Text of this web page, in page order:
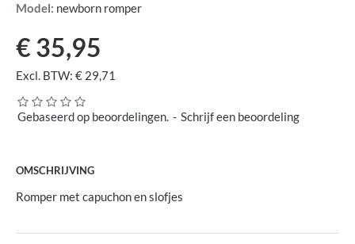
Model: newborn romper
Gebaseerd op beoordelingen. - Schrijf een beoordeling
€ 35,95
Excl. BTW: € 29,71
OMSCHRIJVING
Romper met capuchon en slofjes